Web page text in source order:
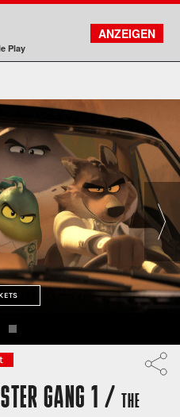
FILMSUCHE
KONTO
GANG 1 / THE
Play
ANZEIGEN